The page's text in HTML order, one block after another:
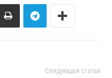
Следующая статья